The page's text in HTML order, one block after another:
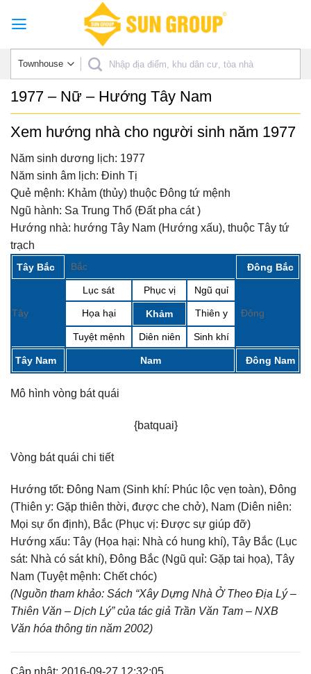
1977 – Nữ – Hướng Tây Nam
Xem hướng nhà cho người sinh năm 1977
Năm sinh dương lịch: 1977
Năm sinh âm lịch: Đinh Tị
Quẻ mệnh: Khảm (thủy) thuộc Đông tứ mệnh
Ngũ hành: Sa Trung Thổ (Đất pha cát )
Hướng nhà: hướng Tây Nam (Hướng xấu), thuộc Tây tứ
trạch
Tây Bắc Bắc Đông Bắc
Tây
Lục sát Phục vị Ngũ quỉ
Đông
Họa hại Khảm Thiên y
Tuyệt mệnh Diên niên Sinh khí
Tây Nam Nam Đông Nam
Mô hình vòng bát quái
{batquai}
Vòng bát quái chi tiết
Hướng tốt: Đông Nam (Sinh khí: Phúc lộc vẹn toàn), Đông
(Thiên y: Gặp thiên thời, được che chở), Nam (Diên niên:
Mọi sự ổn định), Bắc (Phục vị: Được sự giúp đỡ)
Hướng xấu: Tây (Họa hại: Nhà có hung khí), Tây Bắc (Lục
sát: Nhà có sát khí), Đông Bắc (Ngũ quỉ: Gặp tai họa), Tây
Nam (Tuyệt mệnh: Chết chóc)
(Nguồn tham khảo: Sách “Xây Dựng Nhà Ở Theo Địa Lý –
Thiên Văn – Dịch Lý” của tác giả Trần Văn Tam – NXB
Văn hóa thông tin năm 2002)
Cập nhật: 2016-09-27 12:32:05